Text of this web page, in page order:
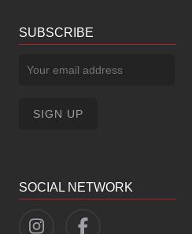
SUBSCRIBE
SOCIAL NETWORK